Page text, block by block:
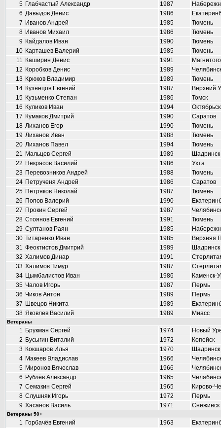
5 Глабчастый Александр 1987
6 Давыдов Денис 1986
7 Иванов Андрей 1985
Тюмень
8 Иванов Михаил 1986
Тюмень
9 Кайдалов Иван 1990
Тюмень
10 Карташев Валерий 1985
Тюмень
11 Каширин Денис 1991
12 Коробков Денис 1989
13 Крюков Владимир 1989
Тюмень
14 Кузнецов Евгений 1987
Верхний
15 Кузьменко Степан 1986
Томск
16 Куликов Иван 1994
17 Кумаков Дмитрий 1990
Саратов
18 Лиханов Егор 1990
Тюмень
19 Лиханов Иван 1988
Тюмень
20 Лиханов Павел 1994
Тюмень
21 Мальцев Сергей 1989
Шадринск
22 Некрасов Василий 1986
Ухта
23 Перевозников Андрей 1988
Тюмень
24 Петрученя Андрей 1986
Саратов
25 Петряков Николай 1987
Тюмень
26 Попов Валерий 1990
27 Прокин Сергей 1987
28 Стоянов Евгений 1991
Тюмень
29 Султанов Раян 1985
30 Титаренко Иван 1985
Верхняя
31 Феоктистов Дмитрий 1989
Шадринск
32 Халимов Динар 1991
33 Халимов Тимур 1987
34 Цымбалистов Иван 1986
Каменск-
35 Чалов Игорь 1987
Пермь
36 Чиков Антон 1989
Пермь
37 Швецов Никита 1989
38 Яковлев Василий 1989 Миасс
Ветераны
1 Брукман Сергей 1974
Новый
2 Бусыгин Виталий 1972
Копейск
3 Кокшаров Илья 1970
Шадринск
4 Макеев Владислав 1966
5 Миронов Вячеслав 1966
6 Рублёв Александр 1965
7 Семакин Сергей 1965
Кирово-
8 Слушняк Игорь 1972
Пермь
9 Хасанов Василь 1971 Снежинск
Ветераны 50+
1 Горбачёв Евгений 1963